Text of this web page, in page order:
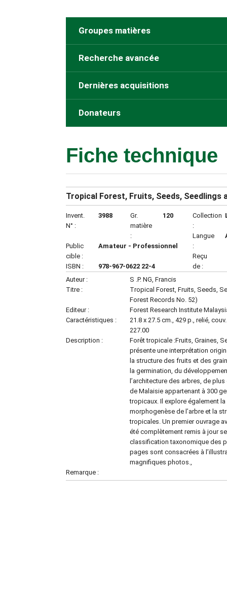
Groupes matières
Recherche avancée
Dernières acquisitions
Donateurs
Fiche technique
Tropical Forest, Fruits, Seeds, Seedlings
Invent.
N° :
3988
Gr.
matière
:
120
Public
cible :
Amateur - Professionnel
ISBN : 978-967-0622 22-4
Collection
:
Langue
:
Reçu
de :
Auteur :
S .P. NG, Francis
Titre :
Tropical Forest, Fruits, Seeds,
Forest Records No. 52)
Editeur :
Forest Research Institute
Caractéristiques :
21.8 x 27.5 cm., 429 p., relié,
227.00
Description :
Forêt tropicale :Fruits, Graines,
présente une interprétation
la structure des fruits et des
la germination, du
l’architecture des arbres, de
de Malaisie appartenant à 300
tropicaux. Il explore également
morphogenèse de l’arbre et la
tropicales. Un premier ouvrage
été complètement remis à jour
classification taxonomique des
pages sont consacrées à
magnifiques photos.,
Remarque :